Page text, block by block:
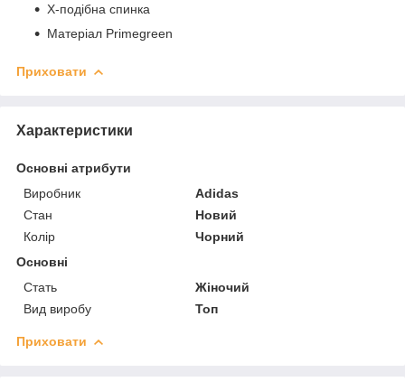
Х-подібна спинка
Матеріал Primegreen
Приховати
Характеристики
Основні атрибути
Виробник
Adidas
Стан
Новий
Колір
Чорний
Основні
Стать
Жіночий
Вид виробу
Топ
Приховати